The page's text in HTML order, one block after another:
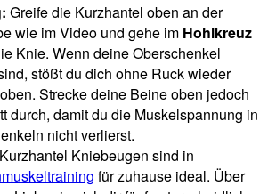
Greife die Kurzhantel oben an der
wie im Video und gehe im Hohlkreuz
Knie. Wenn deine Oberschenkel
stößt du dich ohne Ruck wieder
Strecke deine Beine oben jedoch
durch, damit du die Muskelspannung in
nicht verlierst.
Kurzhantel Kniebeugen sind in
für zuhause ideal. Über